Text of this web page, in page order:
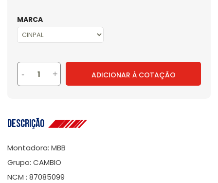
MARCA
- + ADICIONAR À COTAÇÃO
Descrição
Montadora: MBB
Grupo: CAMBIO
NCM : 87085099